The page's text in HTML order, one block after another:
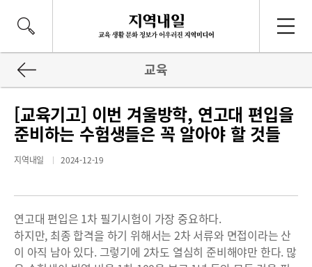
교육
[교육기고] 이번 겨울방학, 연고대 편입을
준비하는 수험생들은 꼭 알아야 할 것들
지역내일 2024-12-19
연고대 편입은 1차 필기시험이 가장 중요하다.
하지만, 최종 합격을 하기 위해서는 2차 서류와 면접이라는 산
이 아직 남아 있다. 그렇기에 2차도 열심히 준비해야만 한다. 많